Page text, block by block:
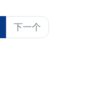
下一个